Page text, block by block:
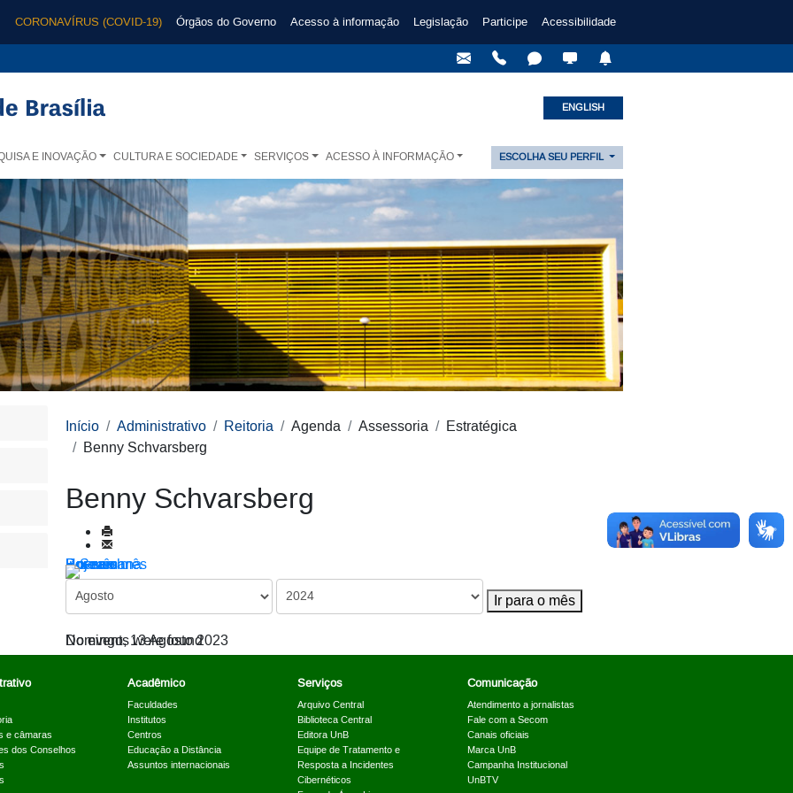
CORONAVÍRUS (COVID-19) Órgãos do Governo Acesso à informação Legislação Participe Acessibilidade
ENGLISH
E INOVAÇÃO CULTURA E SOCIEDADE SERVIÇOS ACESSO À INFORMAÇÃO ESCOLHA SEU PERFIL
Início Administrativo Reitoria Agenda Assessoria
Estratégica
Benny Schvarsberg
Benny Schvarsberg
Por ano
Por mês
Por semana
Hoje
Ir para o mês
Ir para o mês
Domingo, 13 Agosto 2023
No events were found
e câmaras
dos Conselhos
Acadêmico
Faculdades
Institutos
Centros
Educação a Distância
Assuntos internacionais
Serviços
Arquivo Central
Biblioteca Central
Editora UnB
Equipe de Tratamento e
Resposta a Incidentes
Cibernéticos
Comunicação
Atendimento a jornalistas
Fale com a Secom
Canais oficiais
Marca UnB
Campanha Institucional
UnBTV